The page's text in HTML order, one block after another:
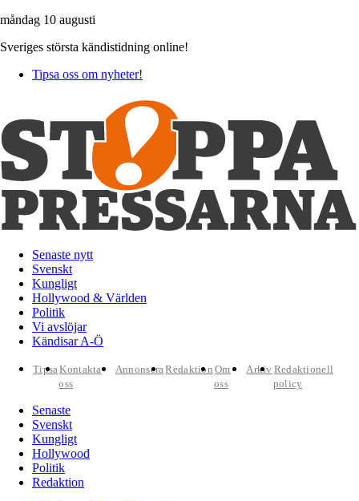
måndag 10 augusti
Sveriges största kändistidning online!
Tipsa oss om nyheter!
Senaste nytt
Svenskt
Kungligt
Hollywood & Världen
Politik
Vi avslöjar
Kändisar A-Ö
TipsaKontakta
oss
AnnonseraRedaktion Om
oss
Arkiv Redaktionell
policy
Senaste
Svenskt
Kungligt
Hollywood
Politik
Redaktion